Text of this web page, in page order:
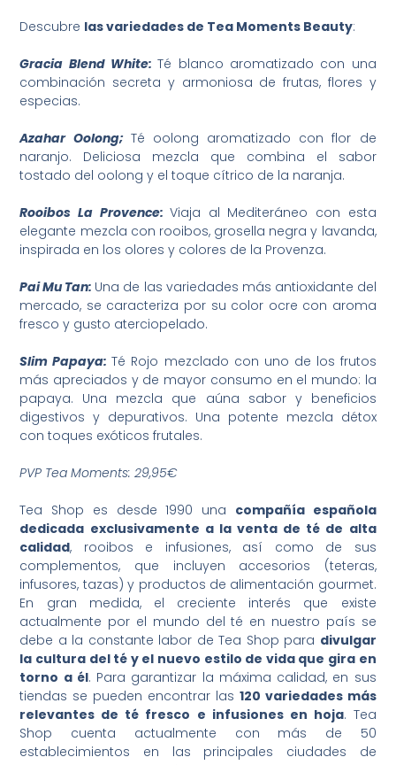
Descubre las variedades de Tea Moments Beauty:
Gracia Blend White:Té blanco aromatizado con una
combinación secreta y armoniosa de frutas, flores y
especias.
Azahar Oolong; Té oolong aromatizado con flor de
naranjo. Deliciosa mezcla que combina el sabor
tostado del oolong y el toque cítrico de la naranja.
Rooibos La Provence:Viaja al Mediteráneo con esta
elegante mezcla con rooibos, grosella negra y lavanda,
inspirada en los olores y colores de la Provenza.
Pai Mu Tan: Una de las variedades más antioxidante del
mercado, se caracteriza por su color ocre con aroma
fresco y gusto aterciopelado.
Slim Papaya:Té Rojo mezclado con uno de los frutos
más apreciados y de mayor consumo en el mundo: la
papaya. Una mezcla que aúna sabor y beneficios
digestivos y depurativos. Una potente mezcla détox
con toques exóticos frutales.
PVP Tea Moments: 29,95€
Tea Shop es desde 1990 una compañía española
dedicada exclusivamente a la venta de té de alta
calidad, rooibos e infusiones, así como de sus
complementos, que incluyen accesorios (teteras,
infusores, tazas) y productos de alimentación gourmet.
En gran medida, el creciente interés que existe
actualmente por el mundo del té en nuestro país se
debe a la constante labor de Tea Shop para divulgar
la cultura del té y el nuevo estilo de vida que gira en
torno a él. Para garantizar la máxima calidad, en sus
tiendas se pueden encontrar las 120 variedades más
relevantes de té fresco e infusiones en hoja. Tea
Shop cuenta actualmente con más de 50
establecimientos en las principales ciudades de